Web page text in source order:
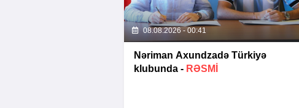
08.08.2026 - 00:41
Nəriman Axundzadə Türkiyə
klubunda - RƏSMİ